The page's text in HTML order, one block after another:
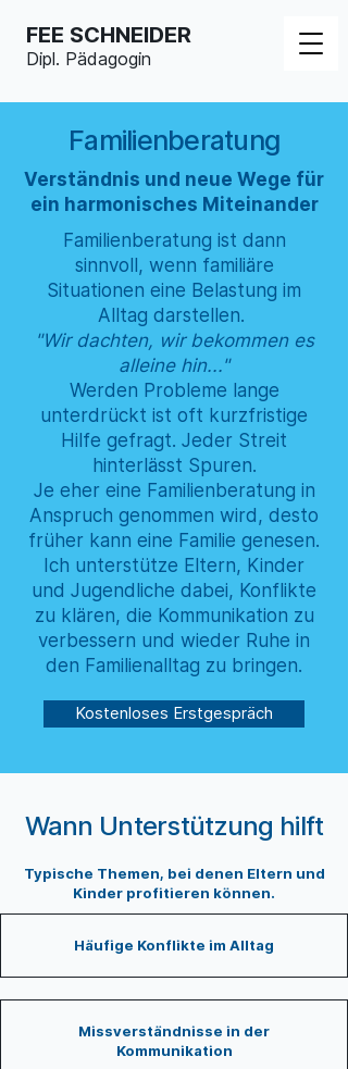
FEE SCHNEIDER
Dipl. Pädagogin
Familienberatung
Verständnis und neue Wege für
ein harmonisches Miteinander
Familienberatung ist dann
sinnvoll, wenn familiäre
Situationen eine Belastung im
Alltag darstellen.
"Wir dachten, wir bekommen es
alleine hin..."
Werden Probleme lange
unterdrückt ist oft kurzfristige
Hilfe gefragt. Jeder Streit
hinterlässt Spuren.
Je eher eine Familienberatung in
Anspruch genommen wird, desto
früher kann eine Familie genesen.
Ich unterstütze Eltern, Kinder
und Jugendliche dabei, Konflikte
zu klären, die Kommunikation zu
verbessern und wieder Ruhe in
den Familienalltag zu bringen.
Kostenloses Erstgespräch
Wann Unterstützung hilft
Typische Themen, bei denen Eltern und
Kinder profitieren können.
Häufige Konflikte im Alltag
Missverständnisse in der
Kommunikation